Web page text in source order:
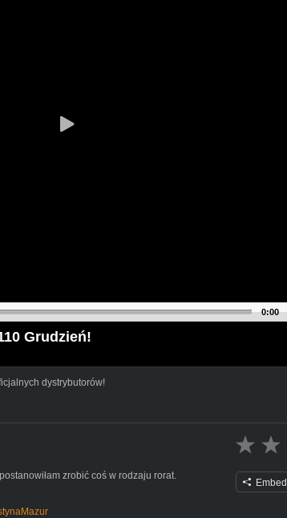
0:00
Grudzień!
dystrybutorów!
zrobić coś w rodzaju rorat.
Embed